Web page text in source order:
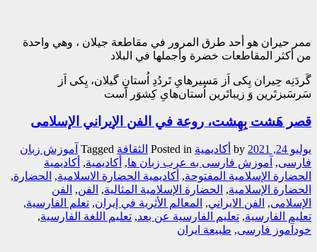
ممر حيران هو أحد طرق المرور في مقاطعة جيلان ، وهي واحدة
من أكثر المقاطعات خضرة وأجملها في البلاد
گَردَنِه حِیران یِکی اَز مَسیرهایِ تَردُدِ اُستانِ گیلان، یِکی اَز
سَرسَبزتَرین وَ زیباتَرین اُستان‌هایِ کِشوَر اَست
قصر هَشت بِهِشت، روعة في الفن الإیراني الإسلامی
يوليو 24, 2021 أکادیمیة Posted in الثقافة Tagged آموزش زبان
فارسی, آموزش فارسی به عرب زبان ها, أکادیمیة, أکادیمیة
الحضارة الإسلامیة المفتوحة, أکادیمیة الحضارة الاسلامیة, الحضارة,
الحضارة الإسلامية, الحضارة الإسلامية المثالية, الفن, الفن
الإسلامی, الفن الایراني, المعالم الأثریة في إیران, تعلم الفارسیة,
تعلیم الفارسیة, تعلیم الفارسیة عن بعد, تعلیم اللغة الفارسیة,
خودآموز فارسی, طبیعة ایران